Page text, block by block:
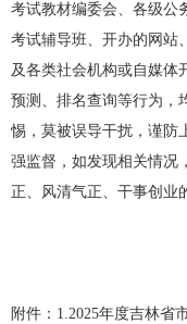
考试教材编委会、各级公
考试辅导班、开办的网站
及各类社会机构或自媒体
预测、排名查询等行为，
惕，莫被误导干扰，谨防
强监督，如发现相关情况
正、风清气正、干事创业
附件：1.2025年度吉林省